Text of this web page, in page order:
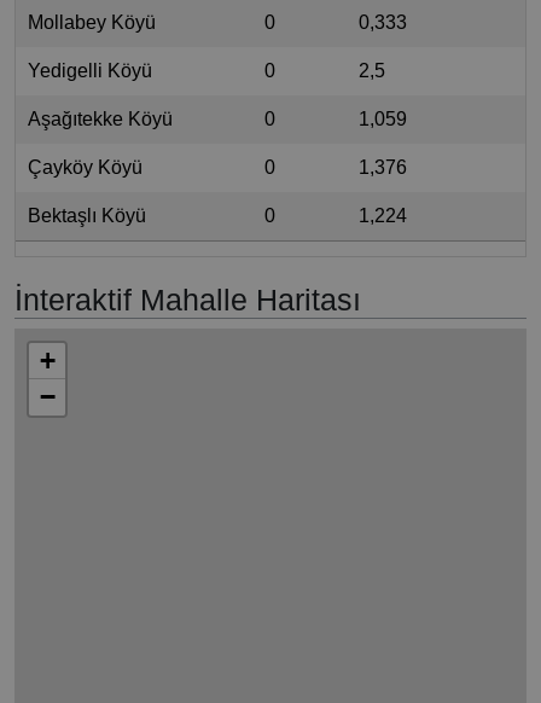
Mollabey Köyü 0 0,333
Yedigelli Köyü 0 2,5
Aşağıtekke Köyü 0 1,059
Çayköy Köyü 0 1,376
Bektaşlı Köyü 0 1,224
İnteraktif Mahalle Haritası
+
−